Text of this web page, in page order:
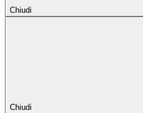
Chiudi
Chiudi